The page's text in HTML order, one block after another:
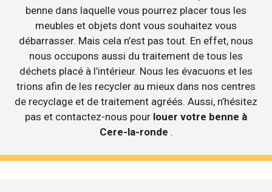
benne dans laquelle vous pourrez placer tous les
meubles et objets dont vous souhaitez vous
débarrasser. Mais cela n’est pas tout. En effet, nous
nous occupons aussi du traitement de tous les
déchets placé à l’intérieur. Nous les évacuons et les
trions afin de les recycler au mieux dans nos centres
de recyclage et de traitement agréés. Aussi, n’hésitez
pas et contactez-nous pour louer votre benne à
Cere-la-ronde .